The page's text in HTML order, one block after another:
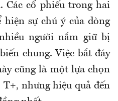
Các cổ phiếu trong hai
sự chú ý của dòng
người nắm giữ bị
chung. Việc bắt đáy
cũng là một lựa chọn
nhưng hiệu quả đến